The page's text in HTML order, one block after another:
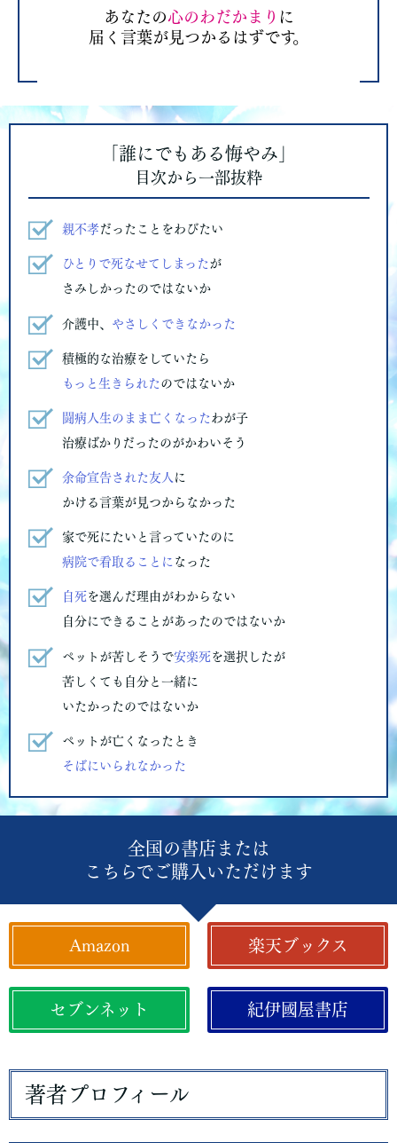
あなたの心のわだかまり に
届く言葉が見つかるはずです。
｢誰にでもある悔やみ｣
目次から一部抜粋
親不孝だったことをわびたい
ひとりで死なせてしまった が
さみしかったのではないか
介護中、 やさしくできなかった
積極的な治療をしていたら
もっと生きられた のではないか
闘病人生のまま亡くなった わが子
治療ばかりだったのがかわいそう
余命宣告された友人 に
かける言葉が見つからなかった
家で死にたいと言っていたのに
病院で看取ることに なった
自死 を選んだ理由がわからない
自分にできることがあったのではないか
ペットが苦しそうで安楽死を選択したが
苦しくても自分と一緒に
いたかったのではないか
ペットが亡くなったとき
そばにいられなかった
全国の書店または
こちらでご購入いただけます
Amazon 楽天ブックス
セブンネット 紀伊國屋書店
著者プロフィール